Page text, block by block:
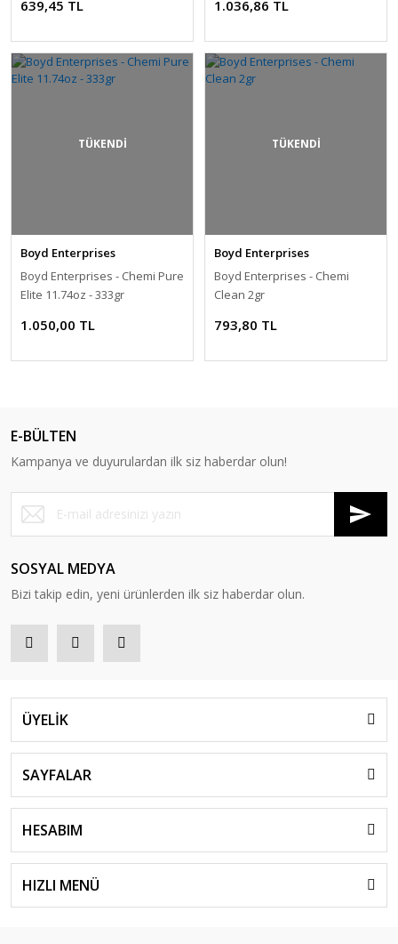
639,45 TL 1.036,86 TL
TÜKENDİ
Boyd Enterprises
Boyd Enterprises - Chemi Pure
Elite 11.74oz - 333gr
1.050,00 TL
TÜKENDİ
Boyd Enterprises
Boyd Enterprises - Chemi
Clean 2gr
793,80 TL
E-BÜLTEN
Kampanya ve duyurulardan ilk siz haberdar olun!
SOSYAL MEDYA
Bizi takip edin, yeni ürünlerden ilk siz haberdar olun.
ÜYELİK
SAYFALAR
HESABIM
HIZLI MENÜ